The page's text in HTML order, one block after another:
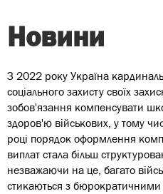
Новини
З 2022 року Україна
соціального захисту своїх
зобов'язання компенсувати
здоров'ю військових, у тому
році порядок оформлення
виплат стала більш
незважаючи на це, багато
стикаються з бюрократичними